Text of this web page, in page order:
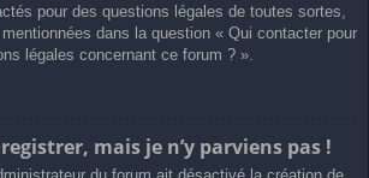
pour des questions légales de toutes sortes,
dans la question « Qui contacter pour
légales concernant ce forum ? ».
mais je n’y parviens pas !